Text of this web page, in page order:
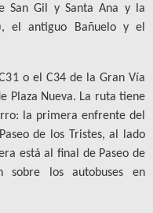
San Gil y Santa Ana y la
el antiguo Bañuelo y el
o el C34 de la Gran Vía
Plaza Nueva. La ruta tiene
la primera enfrente del
de los Tristes, al lado
está al final de Paseo de
sobre los autobuses en